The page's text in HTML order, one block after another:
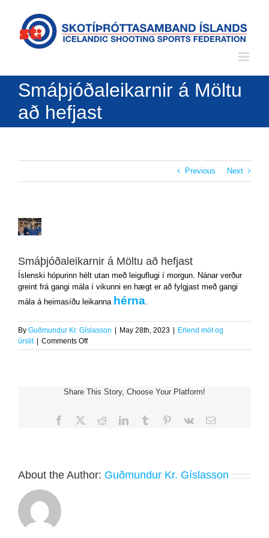
content
Smáþjóðaleikarnir á Möltu
að hefjast
Previous Next
View
Larger
Smáþjóðaleikarnir á Möltu að hefjast
Íslenski hópurinn hélt utan með leiguflugi í morgun. Nánar verður
greint frá gangi mála í vikunni en hægt er að fylgjast með gangi
mála á heimasíðu leikanna hérna.
By Guðmundur Kr. Gíslasson May 28th, 2023
Erlend mót og
úrslit
Comments Offon
Smáþjóðaleikarnir
hefjast
Share This Story, Choose Your Platform!
Facebook RedditLinkedInTumblr Pinterest
Vk Email
About the Author: Guðmundur Kr. Gíslasson